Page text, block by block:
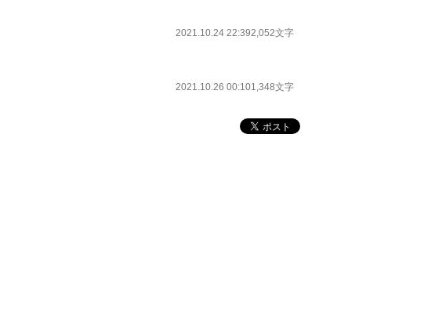
2021.10.24 22:392,052文字
2021.10.26 00:101,348文字